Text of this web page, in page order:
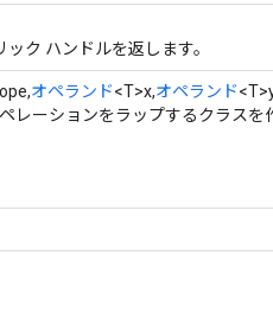
ク ハンドルを返します。
オペランド<T>x,オペランド
レーションをラップするクラス